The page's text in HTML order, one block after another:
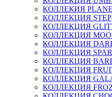
КОЛЛЕКИЯ
КОЛЛЕКЦИЯ STEP
КОЛЛЕКЦИЯ
КОЛЛЕКЦИЯ
КОЛЛЕКЦИЯ
КОЛЛЕКЦИЯ
КОЛЛЕКЦИЯ
КОЛЛЕКЦИЯ
КОЛЛЕКЦИЯ
КОЛЛЕКЦИЯ